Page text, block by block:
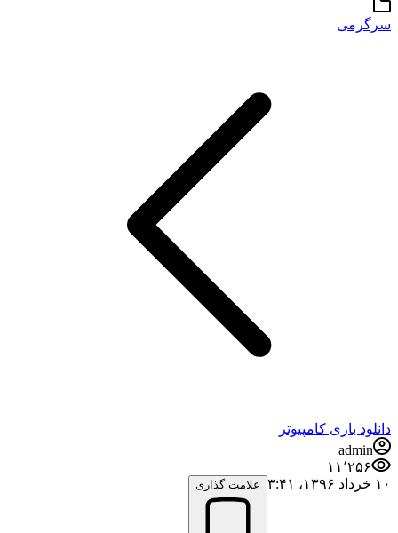
سرگرمی
دانلود بازی کامپیوتر
admin
۱۱٬۲۵۶
۱۰ خرداد ۱۳۹۶،‏ ۳:۴۱
علامت گذاری